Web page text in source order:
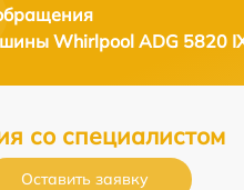
Whirlpool ADG 5820
со специалистом
Оставить заявку